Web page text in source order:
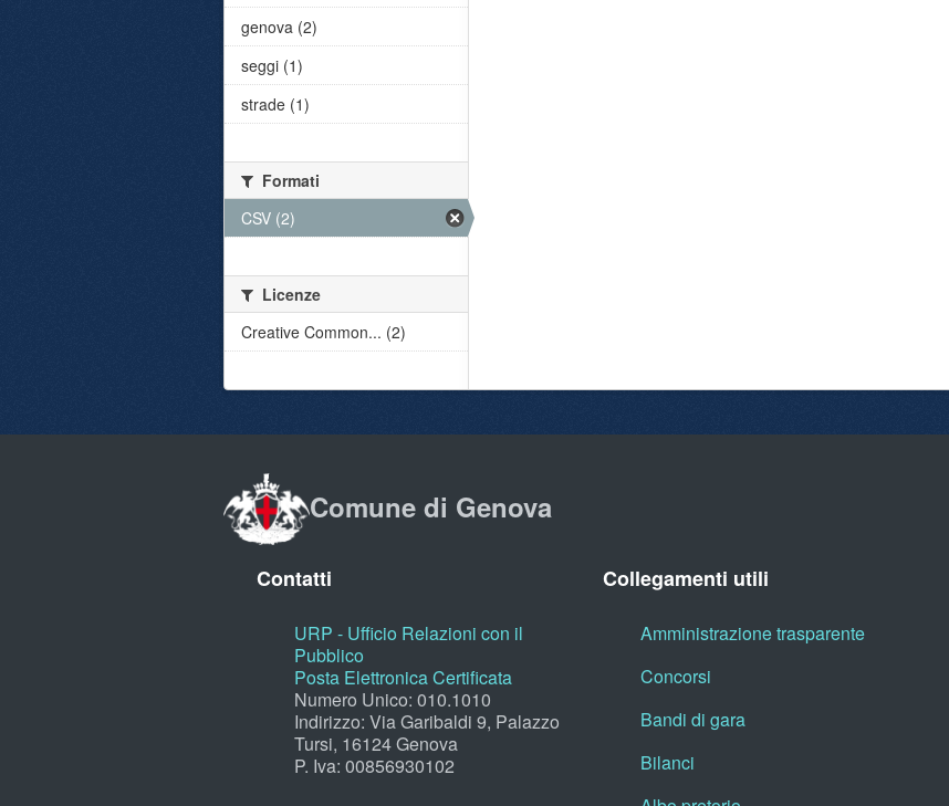
genova (2)
seggi (1)
strade (1)
Formati
CSV (2)
Licenze
Creative Common... (2)
Comune di Genova
Contatti
URP - Ufficio Relazioni con il
Pubblico
Posta Elettronica Certificata
Numero Unico: 010.1010
Indirizzo: Via Garibaldi 9, Palazzo
Tursi, 16124 Genova
P. Iva: 00856930102
Collegamenti utili
Amministrazione trasparente
Concorsi
Bandi di gara
Bilanci